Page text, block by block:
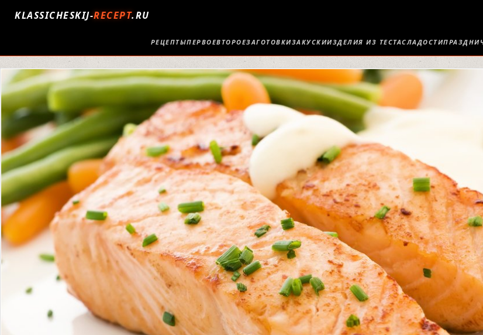
KLASSICHESKIJ-RECEPT.RU
РЕЦЕПТЫПЕРВОЕВТОРОЕЗАГОТОВКИЗАКУСКИИЗДЕЛИЯ ИЗ ТЕСТАСЛАДОСТИ